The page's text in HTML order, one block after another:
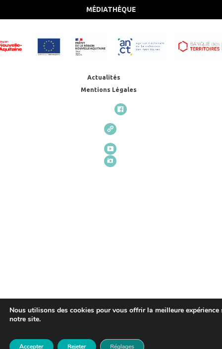
MÉDIATHÈQUE
Actualités
Mentions Légales
Nous utilisons des cookies pour vous offrir la meilleure expérience
notre site.
Accepter Rejeter Réglages